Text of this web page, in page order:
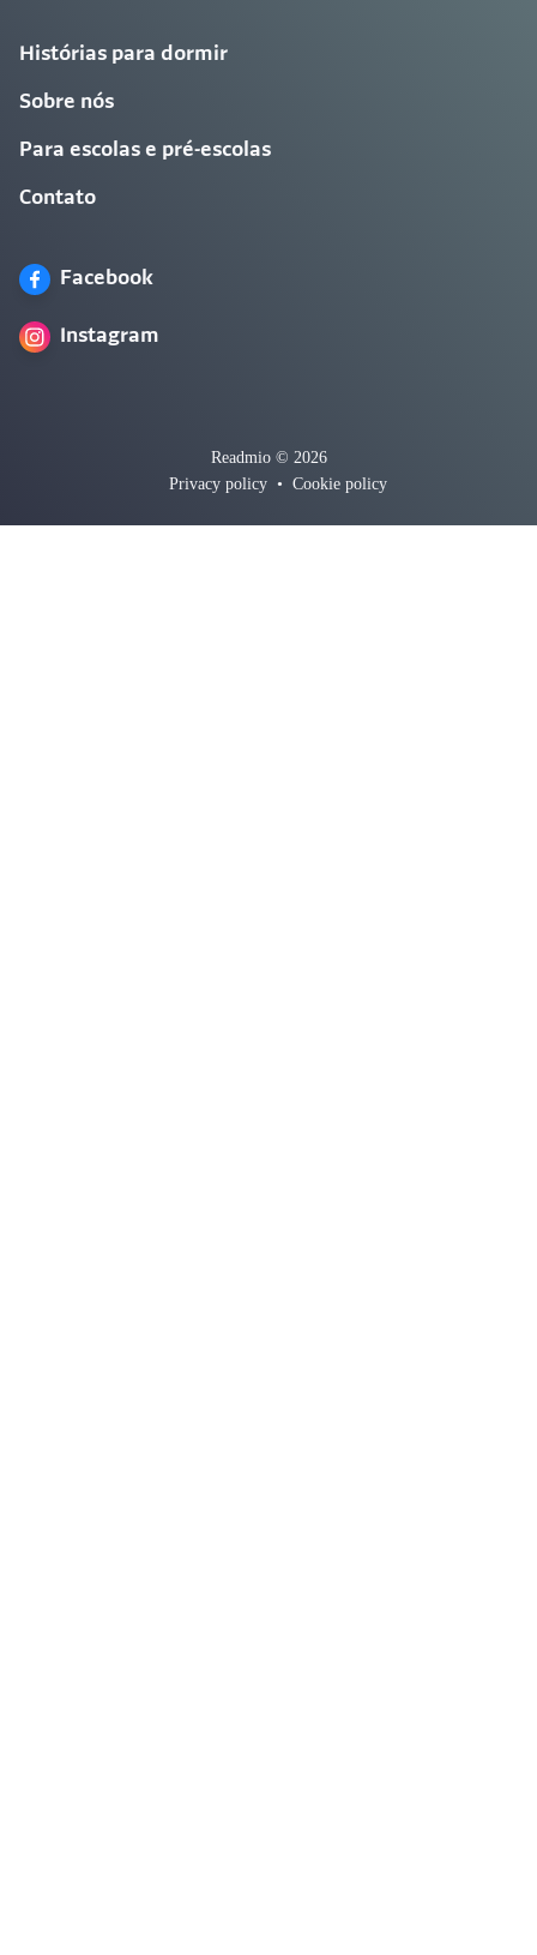
Histórias para dormir
Sobre nós
Para escolas e pré-escolas
Contato
Facebook
Instagram
Readmio © 2026
Privacy policy • Cookie policy